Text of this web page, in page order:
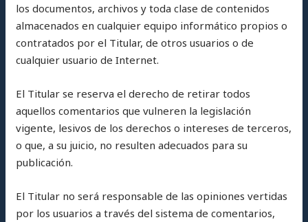
los documentos, archivos y toda clase de contenidos
almacenados en cualquier equipo informático propios o
contratados por el Titular, de otros usuarios o de
cualquier usuario de Internet.
El Titular se reserva el derecho de retirar todos
aquellos comentarios que vulneren la legislación
vigente, lesivos de los derechos o intereses de terceros,
o que, a su juicio, no resulten adecuados para su
publicación.
El Titular no será responsable de las opiniones vertidas
por los usuarios a través del sistema de comentarios,